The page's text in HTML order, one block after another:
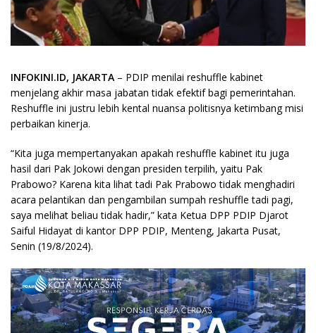
INFOKINI.ID, JAKARTA – PDIP menilai reshuffle kabinet
menjelang akhir masa jabatan tidak efektif bagi pemerintahan.
Reshuffle ini justru lebih kental nuansa politisnya ketimbang misi
perbaikan kinerja.
“Kita juga mempertanyakan apakah reshuffle kabinet itu juga
hasil dari Pak Jokowi dengan presiden terpilih, yaitu Pak
Prabowo? Karena kita lihat tadi Pak Prabowo tidak menghadiri
acara pelantikan dan pengambilan sumpah reshuffle tadi pagi,
saya melihat beliau tidak hadir,” kata Ketua DPP PDIP Djarot
Saiful Hidayat di kantor DPP PDIP, Menteng, Jakarta Pusat,
Senin (19/8/2024).